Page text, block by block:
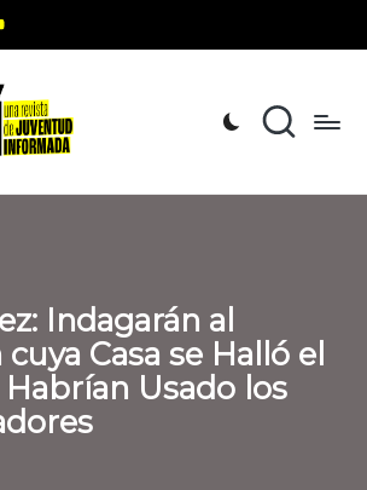
Indagarán al
Casa se Halló el
Usado los